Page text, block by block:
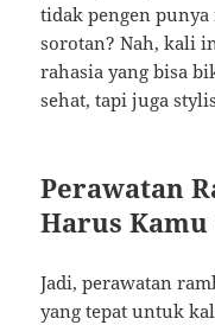
tidak pengen
sorotan? Nah, kali
rahasia yang bisa
sehat, tapi juga
Perawatan
Harus Kamu
Jadi, perawatan
yang tepat untuk